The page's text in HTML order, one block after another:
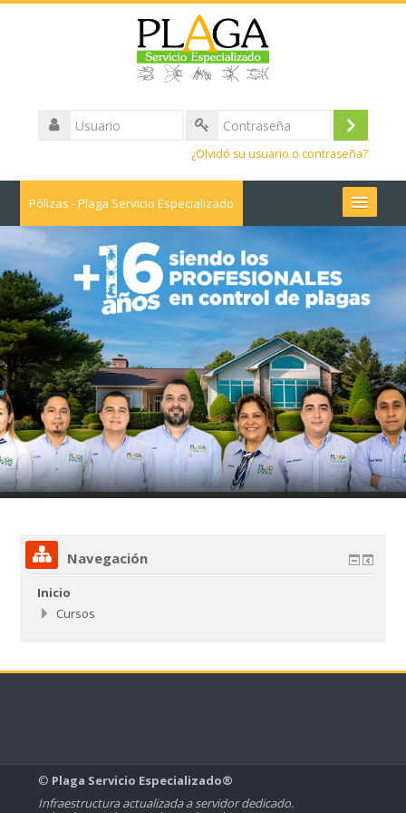
Usuario
Iniciar
¿Olvidó su usuario o contraseña?
Pólizas - Plaga Servicio Especializado
cursos
Enviar
Navegación
Inicio
Cursos
© Plaga Servicio Especializado®
Infraestructura actualizada a servidor dedicado.